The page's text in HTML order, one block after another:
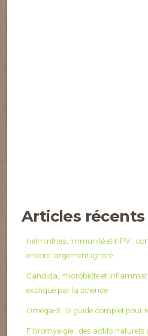
Articles récents
Helminthes, immunité et HPV :
encore largement ignoré
Candida, microbiote et
expliqué par la science
Oméga-3 : le guide complet pour
Fibromyalgie : des actifs naturels